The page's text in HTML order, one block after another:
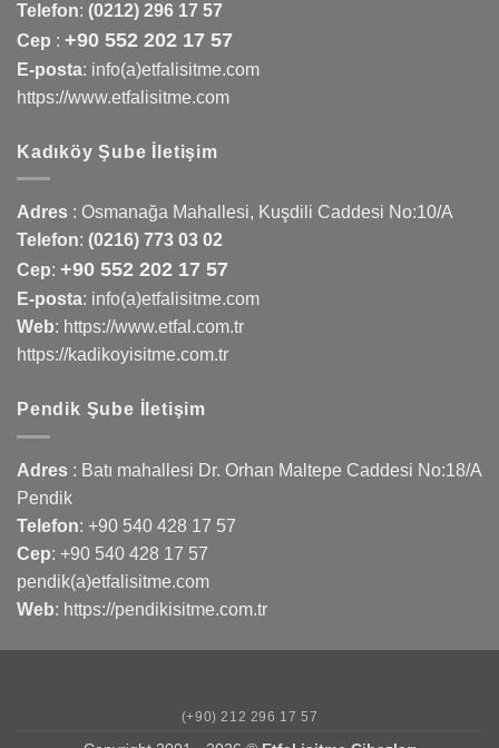
Telefon: (0212) 296 17 57
Cep : +90 552 202 17 57
E-posta: info(a)etfalisitme.com
https://www.etfalisitme.com
Kadıköy Şube İletişim
Adres : Osmanağa Mahallesi, Kuşdili Caddesi No:10/A
Telefon: (0216) 773 03 02
Cep: +90 552 202 17 57
E-posta: info(a)etfalisitme.com
Web: https://www.etfal.com.tr
https://kadikoyisitme.com.tr
Pendik Şube İletişim
Adres : Batı mahallesi Dr. Orhan Maltepe Caddesi No:18/A
Pendik
Telefon: +90 540 428 17 57
Cep: +90 540 428 17 57
pendik(a)etfalisitme.com
Web: https://pendikisitme.com.tr
(+90) 212 296 17 57